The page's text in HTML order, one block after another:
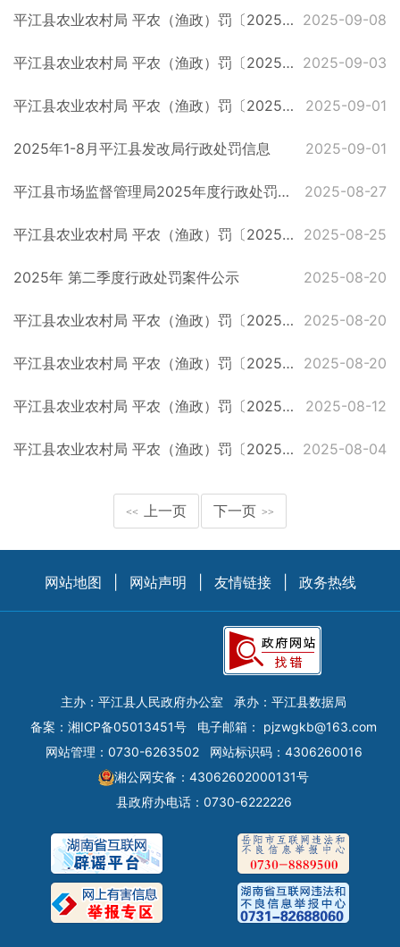
平江县农业农村局 平农（渔政）罚〔2025〕38号 2025-09-08
平江县农业农村局 平农（渔政）罚〔2025〕37号 2025-09-03
平江县农业农村局 平农（渔政）罚〔2025〕17号 2025-09-01
2025年1-8月平江县发改局行政处罚信息 2025-09-01
平江县市场监督管理局2025年度行政处罚一般程序案件公示（第七批） 2025-08-27
平江县农业农村局 平农（渔政）罚〔2025〕35号 2025-08-25
2025年 第二季度行政处罚案件公示 2025-08-20
平江县农业农村局 平农（渔政）罚〔2025〕34号 2025-08-20
平江县农业农村局 平农（渔政）罚〔2025〕24号 2025-08-20
平江县农业农村局 平农（渔政）罚〔2025〕36号 2025-08-12
平江县农业农村局 平农（渔政）罚〔2025〕18号 2025-08-04
<< 上一页 下一页 >>
网站地图 网站声明 友情链接 政务热线
主办：平江县人民政府办公室
承办：平江县数据局
备案： 湘ICP备05013451号 电子邮箱： pjzwgkb@163.com
网站管理：0730-6263502
网站标识码：4306260016
湘公网安备：43062602000131号
县政府办电话：0730-6222226